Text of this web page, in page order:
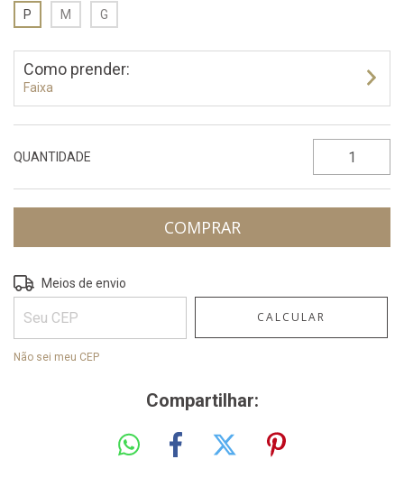
P M G
Como prender:
Faixa
QUANTIDADE
Entregas para o CEP:
Meios de envio
CALCULAR
Não sei meu CEP
Compartilhar: